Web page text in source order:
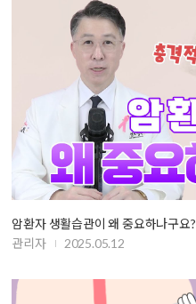
암환자 생활습관이 왜 중요하나구요?
관리자
2025.05.12